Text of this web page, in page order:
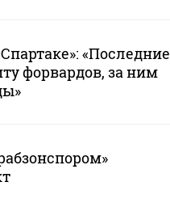
«Последние
форвардов, за ним